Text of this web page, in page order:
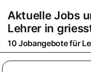
Aktuelle Jobs
Lehrer in
10 Jobangebote für